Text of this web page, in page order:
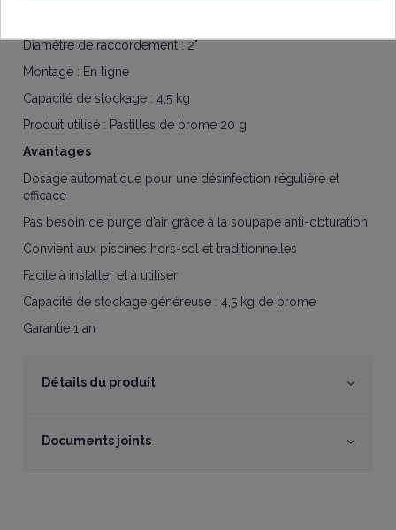
Diamètre de raccordement : 2"
Montage : En ligne
Capacité de stockage : 4,5 kg
Produit utilisé : Pastilles de brome 20 g
Avantages
Dosage automatique pour une désinfection régulière et
efficace
Pas besoin de purge d’air grâce à la soupape anti-obturation
Convient aux piscines hors-sol et traditionnelles
Facile à installer et à utiliser
Capacité de stockage généreuse : 4,5 kg de brome
Garantie 1 an
Détails du produit
Documents joints